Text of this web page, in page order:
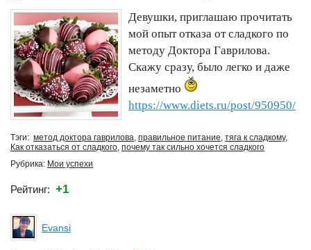
Девушки, приглашаю прочитать
мой опыт отказа от сладкого по
методу Доктора Гаврилова.
Скажу сразу, было легко и даже
незаметно
https://www.diets.ru/post/950950/
Тэги: метод доктора гаврилова, правильное питание, тяга к сладкому,
Как отказаться от сладкого, почему так сильно хочется сладкого
Рубрика: Мои успехи
Рейтинг: +1
Evansi